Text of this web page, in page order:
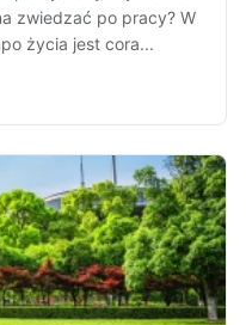
zwiedzać po pracy? W
życia jest cora...